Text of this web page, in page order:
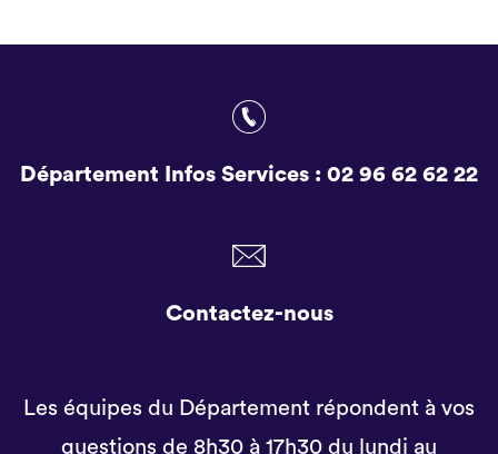
Département Infos Services : 02 96 62 62 22
Contactez-nous
Les équipes du Département répondent à vos
questions de 8h30 à 17h30 du lundi au